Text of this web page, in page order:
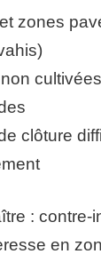
zones
clôture
: contre-
en